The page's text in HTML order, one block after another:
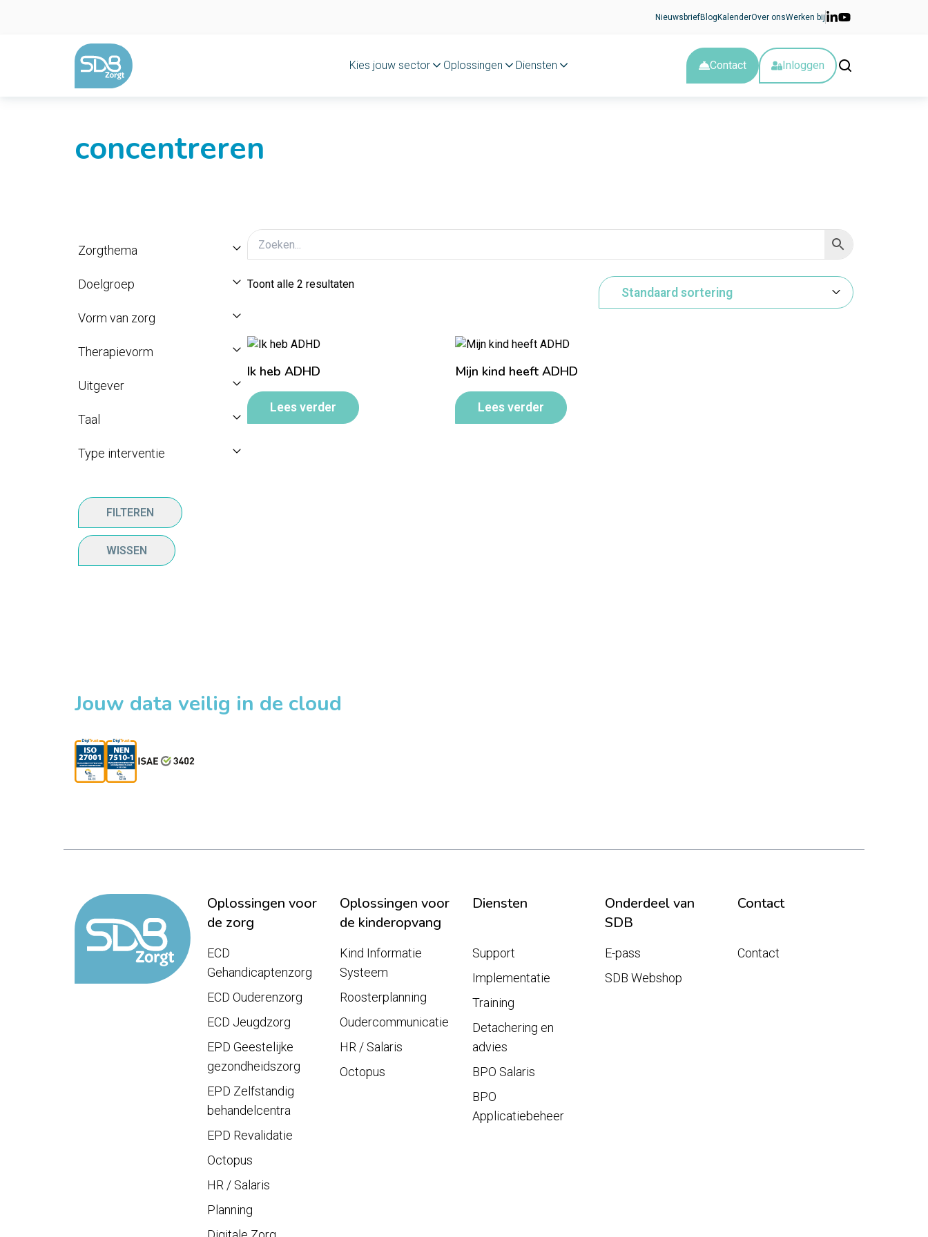
NieuwsbriefBlog KalenderOver onsWerken bij
Kies jouw sector Oplossingen Diensten Contact Inloggen
concentreren
Zorgthema
Doelgroep
Vorm van zorg
Therapievorm
Uitgever
Taal
Type interventie
FILTEREN
WISSEN
Toont alle 2 resultaten
Ik heb ADHD
Lees verder
Mijn kind heeft ADHD
Lees verder
Jouw data veilig in de cloud
Oplossingen voor
de zorg
Oplossingen voor
de kinderopvang
Diensten
Onderdeel van
SDB
Contact
ECD
Gehandicaptenzorg
ECD Ouderenzorg
ECD Jeugdzorg
EPD Geestelijke
gezondheidszorg
EPD Zelfstandig
behandelcentra
EPD Revalidatie
Octopus
HR / Salaris
Planning
Kind Informatie
Systeem
Roosterplanning
Oudercommunicatie
HR / Salaris
Octopus
Support
Implementatie
Training
Detachering en
advies
BPO Salaris
BPO
Applicatiebeheer
E-pass
SDB Webshop
Contact